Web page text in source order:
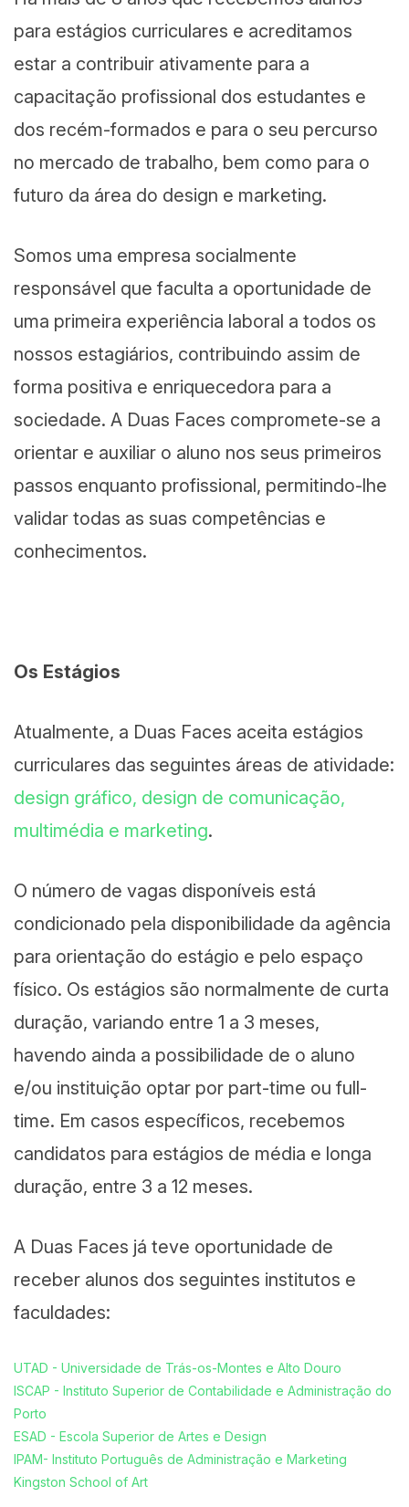
para estágios curriculares e acreditamos
estar a contribuir ativamente para a
capacitação profissional dos estudantes e
dos recém-formados e para o seu percurso
no mercado de trabalho, bem como para o
futuro da área do design e marketing.
Somos uma empresa socialmente
responsável que faculta a oportunidade de
uma primeira experiência laboral a todos os
nossos estagiários, contribuindo assim de
forma positiva e enriquecedora para a
sociedade. A Duas Faces compromete-se a
orientar e auxiliar o aluno nos seus primeiros
passos enquanto profissional, permitindo-lhe
validar todas as suas competências e
conhecimentos.
Os Estágios
Atualmente, a Duas Faces aceita estágios
curriculares das seguintes áreas de atividade:
design gráfico, design de comunicação,
multimédia e marketing.
O número de vagas disponíveis está
condicionado pela disponibilidade da agência
para orientação do estágio e pelo espaço
físico. Os estágios são normalmente de curta
duração, variando entre 1 a 3 meses,
havendo ainda a possibilidade de o aluno
e/ou instituição optar por part-time ou full-
time. Em casos específicos, recebemos
candidatos para estágios de média e longa
duração, entre 3 a 12 meses.
A Duas Faces já teve oportunidade de
receber alunos dos seguintes institutos e
faculdades:
UTAD - Universidade de Trás-os-Montes e Alto Douro
ISCAP - Instituto Superior de Contabilidade e Administração do
Porto
ESAD - Escola Superior de Artes e Design
IPAM- Instituto Português de Administração e Marketing
Kingston School of Art